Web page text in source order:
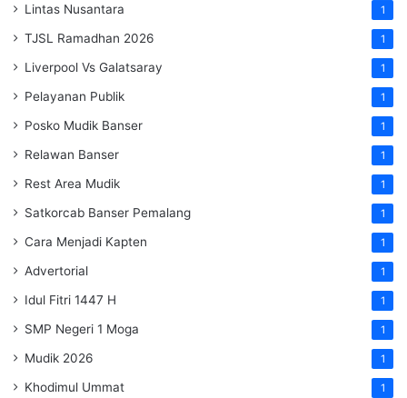
Lintas Nusantara 1
TJSL Ramadhan 2026 1
Liverpool Vs Galatsaray 1
Pelayanan Publik 1
Posko Mudik Banser 1
Relawan Banser 1
Rest Area Mudik 1
Satkorcab Banser Pemalang 1
Cara Menjadi Kapten 1
Advertorial 1
Idul Fitri 1447 H 1
SMP Negeri 1 Moga 1
Mudik 2026 1
Khodimul Ummat 1